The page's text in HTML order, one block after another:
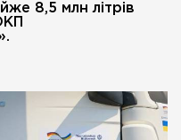
8,5 млн літрів